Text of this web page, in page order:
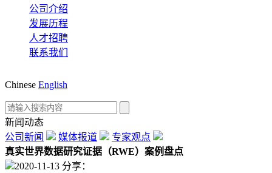
公司介绍
发展历程
人才招聘
联系我们
Chinese English
新闻动态
公司新闻
媒体报道
专家观点
真实世界数据研究证据（RWE）案例盘点
2020-11-13 分享：